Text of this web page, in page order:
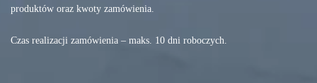
produktów oraz kwoty zamówienia.
Czas realizacji zamówienia – maks. 10 dni roboczych.